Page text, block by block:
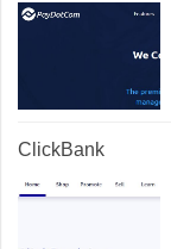
ClickBank